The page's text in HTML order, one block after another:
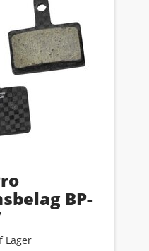
BP-
Lager